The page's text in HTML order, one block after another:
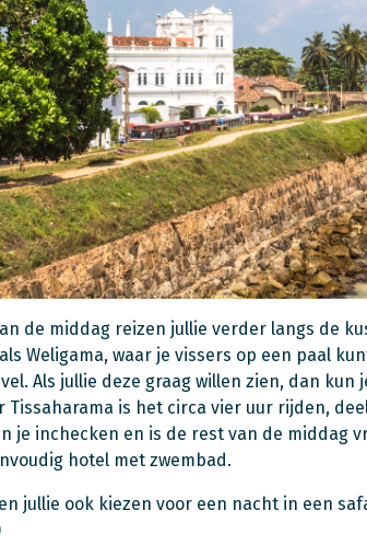
de middag reizen jullie verder langs de
Weligama, waar je vissers op een paal
Als jullie deze graag willen zien, dan kun
Tissaharama is het circa vier uur rijden,
je inchecken en is de rest van de middag
hotel met zwembad.
jullie ook kiezen voor een nacht in een